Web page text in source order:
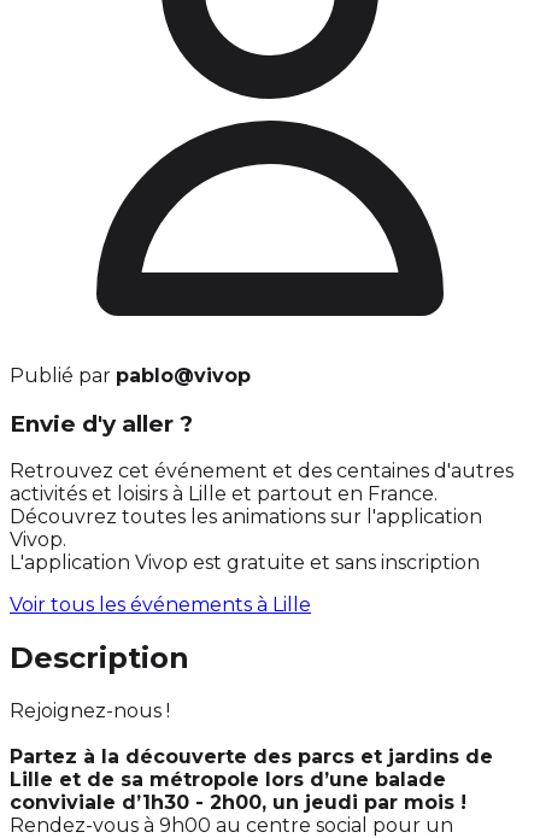
Publié par pablo@vivop
Envie d'y aller ?
Retrouvez cet événement et des centaines d'autres
activités et loisirs à Lille et partout en France.
Découvrez toutes les animations sur l'application
Vivop.
L'application Vivop est gratuite et sans inscription
Voir tous les événements à Lille
Description
Rejoignez-nous !
Partez à la découverte des parcs et jardins de
Lille et de sa métropole lors d’une balade
conviviale d’1h30 - 2h00, un jeudi par mois !
Rendez-vous à 9h00 au centre social pour un